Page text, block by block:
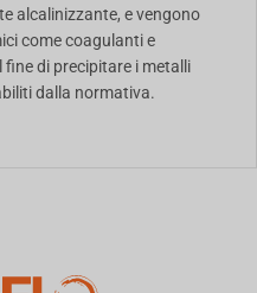
alcalinizzante, e vengono
come coagulanti e
di precipitare i metalli
dalla normativa.